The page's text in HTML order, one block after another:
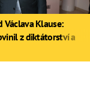
Václava Klause:
z diktátorství a